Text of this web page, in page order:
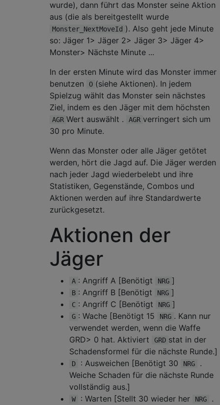
wurde), dann führt das Monster seine Aktion
aus (die als bereitgestellt wurde
Monster_NextMoveId ). Also geht jede Minute
so: Jäger 1> Jäger 2> Jäger 3> Jäger 4>
Monster> Nächste Minute ...
In der ersten Minute wird das Monster immer
benutzen
O (siehe Aktionen). In jedem
Spielzug wählt das Monster sein nächstes
Ziel, indem es den Jäger mit dem höchsten
AGR Wert auswählt . AGR verringert sich um
30 pro Minute.
Wenn das Monster oder alle Jäger getötet
werden, hört die Jagd auf. Die Jäger werden
nach jeder Jagd wiederbelebt und ihre
Statistiken, Gegenstände, Combos und
Aktionen werden auf ihre Standardwerte
zurückgesetzt.
Aktionen der
Jäger
A : Angriff A [Benötigt NRG ]
B : Angriff B [Benötigt NRG ]
C : Angriff C [Benötigt NRG ]
G : Wache [Benötigt 15 NRG . Kann nur
verwendet werden, wenn die Waffe
GRD> 0 hat. Aktiviert
GRD stat in der
Schadensformel für die nächste Runde.]
D : Ausweichen [Benötigt 30 NRG
.
Weiche Schaden für die nächste Runde
vollständig aus.]
W : Warten [Stellt 30 wieder her NRG
.